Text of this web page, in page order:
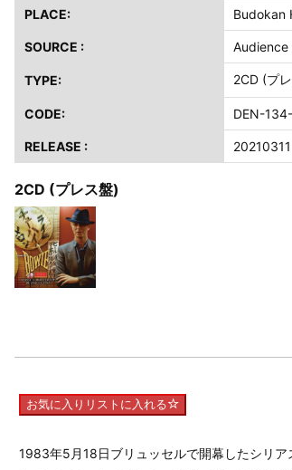
リスボン公演 FHD 完全収録！
ツ ROCK AM RING 公演 FHD 完全収録！
1日 英国シェフィールド公演 完全収録！
公演 FHD 完全収録！
3日 ドイツ W.O.A. 公演 FHD 完全収録！
ロラド州 2公演 SBD 完全収録！
PLACE: Budokan
SOURCE : Audience
TYPE: 2CD (プ
CODE: DEN-
RELEASE : 20210311
2CD (プレス盤)
お気に入りリストに入れる
1983年5月18日ブリュッセルで開幕したシリ